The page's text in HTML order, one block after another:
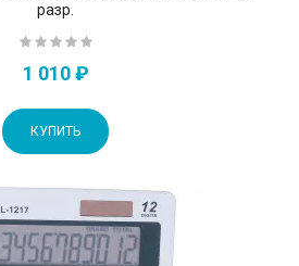
разр.
1 010 ₽
КУПИТЬ